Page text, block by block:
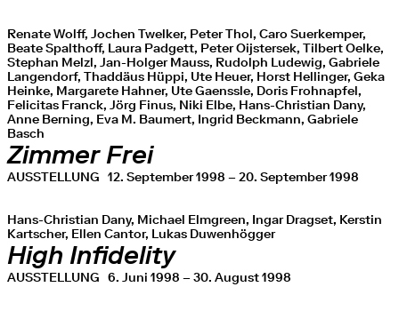
Renate Wolff, Jochen Twelker, Peter Thol, Caro Suerkemper,
Beate Spalthoff, Laura Padgett, Peter Oijstersek, Tilbert Oelke,
Stephan Melzl, Jan-Holger Mauss, Rudolph Ludewig, Gabriele
Langendorf, Thaddäus Hüppi, Ute Heuer, Horst Hellinger, Geka
Heinke, Margarete Hahner, Ute Gaenssle, Doris Frohnapfel,
Felicitas Franck, Jörg Finus, Niki Elbe, Hans-Christian Dany,
Anne Berning, Eva M. Baumert, Ingrid Beckmann, Gabriele
Basch
Zimmer Frei
AUSSTELLUNG 12. September 1998 – 20. September 1998
Hans-Christian Dany, Michael Elmgreen, Ingar Dragset, Kerstin
Kartscher, Ellen Cantor, Lukas Duwenhögger
High Infidelity
AUSSTELLUNG 6. Juni 1998 – 30. August 1998